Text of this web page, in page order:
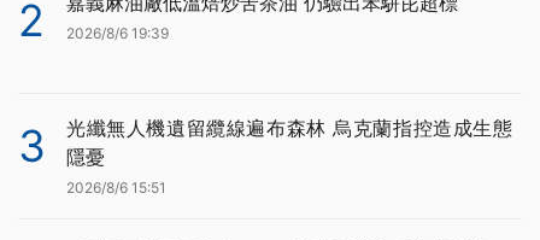
2 2026/8/6 19:39
3
光纖無人機遺留纜線遍布森林 烏克蘭指控造成生態
隱憂
2026/8/6 15:51